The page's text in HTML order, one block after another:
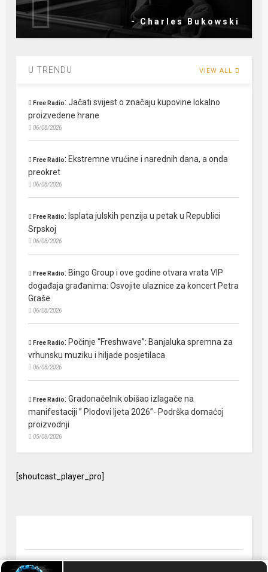
- Charles Bukowski
U TRENDU VIEW ALL
Free Radio:Jačati svijest o značaju kupovine lokalno
proizvedene hrane
06/08/2026
Free Radio: Ekstremne vrućine i narednih dana, a onda
preokret
06/08/2026
Free Radio: Isplata julskih penzija u petak u Republici
Srpskoj
06/08/2026
Free Radio: Bingo Group i ove godine otvara vrata VIP
događaja građanima: Osvojite ulaznice za koncert Petra
Graše
06/08/2026
Free Radio: Počinje “Freshwave”: Banjaluka spremna za
vrhunsku muziku i hiljade posjetilaca
06/08/2026
Free Radio:Gradonačelnik obišao izlagače na
manifestaciji ” Plodovi ljeta 2026”- Podrška domaćoj
proizvodnji
05/08/2026
[shoutcast_player_pro]